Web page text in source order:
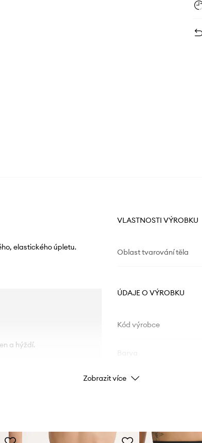
elastického úpletu.
a hýždí.
VLASTNOSTI VÝROBKU
Oblast tvarování těla
ÚDAJE O VÝROBKU
Kód výrobce
Značka
ID produktu
Zobrazit více